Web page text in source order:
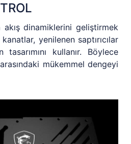
dinamiklerini geliştirmek
yenilenen saptırıcılar
kullanır. Böylece
mükemmel dengeyi